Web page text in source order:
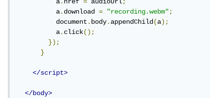
          a
.href = audioUrl;
          a
.download = "recording.webm";
          document
.body.appendChild(a);
          a
.click();
});
}
</script>
</body>